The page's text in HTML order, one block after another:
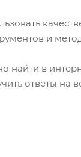
и
в
ответы на